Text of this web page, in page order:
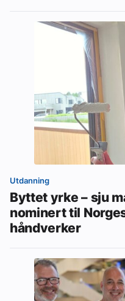
Utdanning
Byttet yrke – sju
nominert til
håndverker